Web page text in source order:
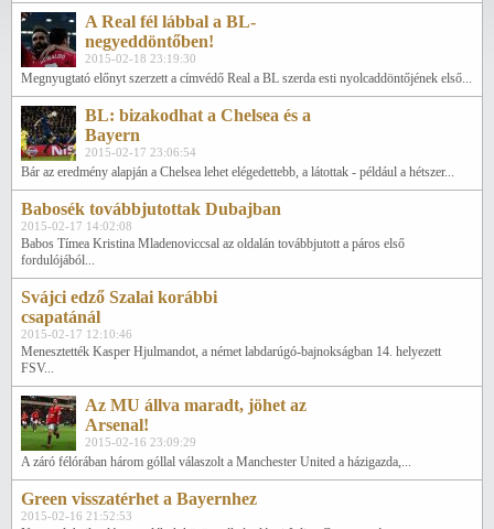
A Real fél lábbal a BL-
negyeddöntőben!
2015-02-18 23:19:30
Megnyugtató előnyt szerzett a címvédő Real a BL szerda esti nyolcaddöntőjének első...
BL: bizakodhat a Chelsea és a
Bayern
2015-02-17 23:06:54
Bár az eredmény alapján a Chelsea lehet elégedettebb, a látottak - például a hétszer...
Babosék továbbjutottak Dubajban
2015-02-17 14:02:08
Babos Tímea Kristina Mladenoviccsal az oldalán továbbjutott a páros első
fordulójából...
Svájci edző Szalai korábbi
csapatánál
2015-02-17 12:10:46
Menesztették Kasper Hjulmandot, a német labdarúgó-bajnokságban 14. helyezett
FSV...
Az MU állva maradt, jöhet az
Arsenal!
2015-02-16 23:09:29
A záró félórában három góllal válaszolt a Manchester United a házigazda,...
Green visszatérhet a Bayernhez
2015-02-16 21:52:53